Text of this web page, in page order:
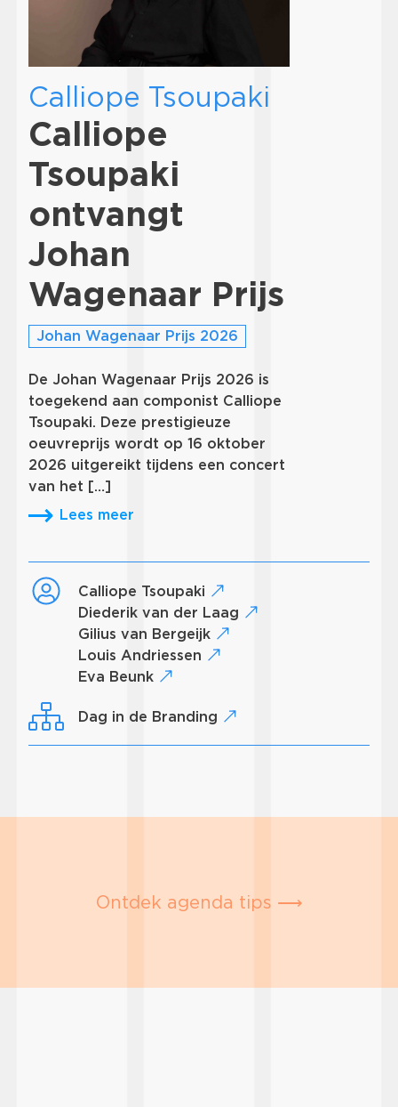
Calliope Tsoupaki
Calliope
Tsoupaki
ontvangt
Johan
Wagenaar Prijs
Johan Wagenaar Prijs 2026
De Johan Wagenaar Prijs 2026 is
toegekend aan componist Calliope
Tsoupaki. Deze prestigieuze
oeuvreprijs wordt op 16 oktober
2026 uitgereikt tijdens een concert
van het […]
Lees meer
Calliope Tsoupaki
Diederik van der Laag
Gilius van Bergeijk
Louis Andriessen
Eva Beunk
Dag in de Branding
Ontdek agenda tips ⟶